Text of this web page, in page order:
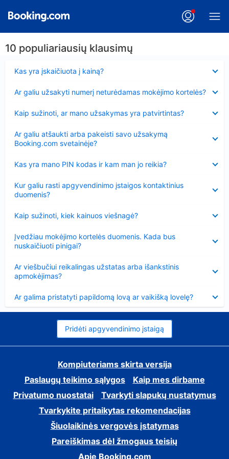
10 populiariausių klausimų
Kas yra įskaičiuota į kainą?
Ar galiu užsakyti numerį neturėdamas mokėjimo kortelės?
Kaip sužinoti, ar mano užsakymas yra patvirtintas?
Ar galiu atšaukti arba pakeisti savo užsakymą
Booking.com svetainėje?
Kas yra mano PIN kodas ir kam man jo reikia?
Kur galiu rasti apgyvendinimo įstaigos kontaktinius
duomenis?
Kaip sužinoti, kiek kainuos viešnagė?
Įvedžiau mokėjimo kortelės duomenis. Kada bus
nuskaičiuoti pinigai?
Ar viešbučiui reikalingas užstatas arba išankstinis
apmokėjimas?
Ar galima pristatyti papildomą lovą ar vaikišką lovelę?
Pridėti apgyvendinimo įstaigą
Kompiuteriams skirta versija
Paslaugų teikimo sąlygos
Kaip mes dirbame
Privatumo nuostatai
Tvarkyti slapukų nustatymus
Tvarkykite pritaikytas rekomendacijas
Šiuolaikinės vergovės įstatymas
Pareiškimas dėl žmogaus teisių
Apie Booking.com